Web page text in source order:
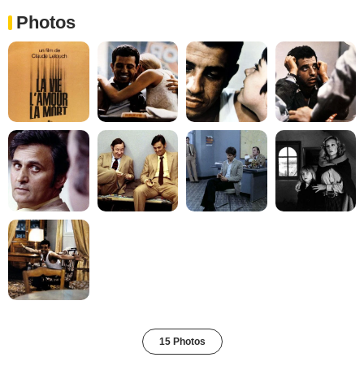
Photos
15 Photos